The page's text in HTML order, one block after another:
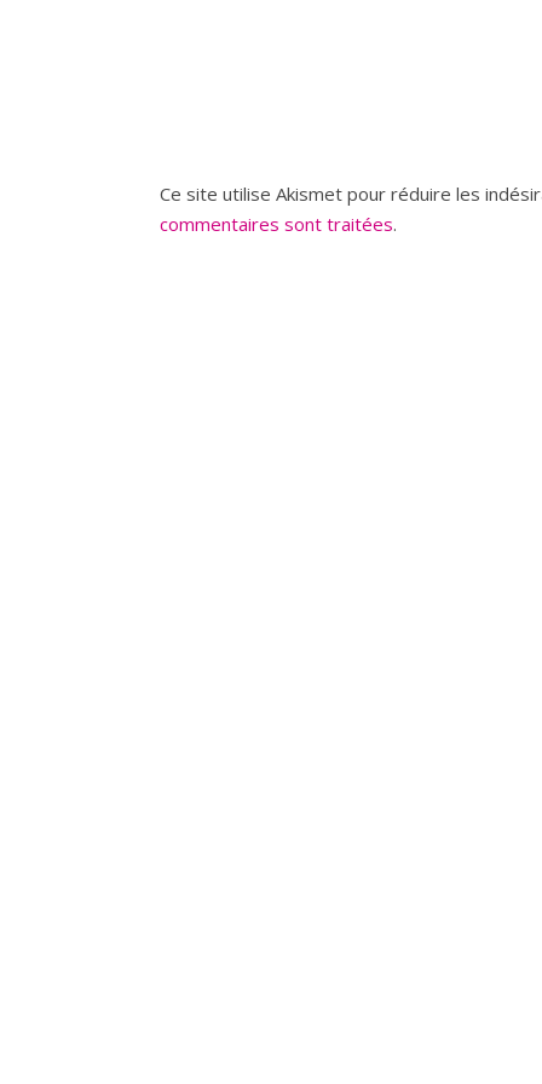
Ce site utilise Akismet pour réduire les
commentaires sont traitées.